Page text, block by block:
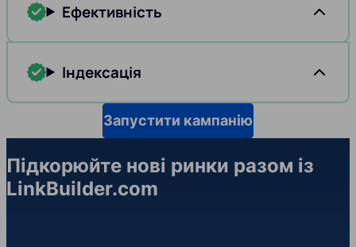
Ефективність
Індексація
Запустити кампанію
Підкорюйте нові ринки разом із
LinkBuilder.com